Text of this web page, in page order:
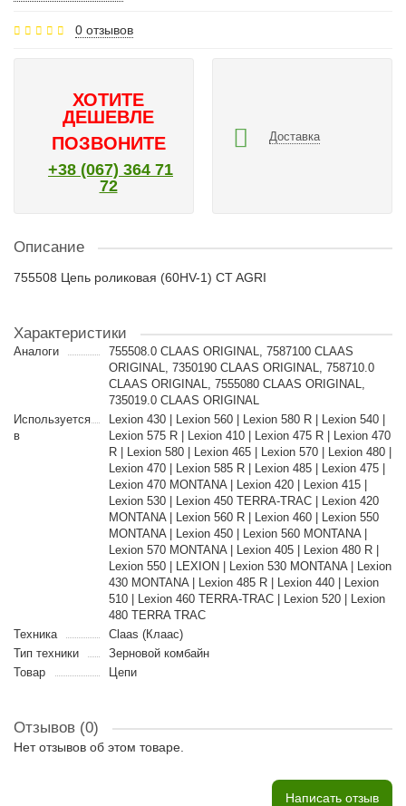
0 отзывов
ХОТИТЕ
ДЕШЕВЛЕ
ПОЗВОНИТЕ
+38 (067) 364 71
72
Доставка
Описание
755508 Цепь роликовая (60HV-1) CT AGRI
Характеристики
Аналоги
755508.0 CLAAS ORIGINAL, 7587100 CLAAS
ORIGINAL, 7350190 CLAAS ORIGINAL, 758710.0
CLAAS ORIGINAL, 7555080 CLAAS ORIGINAL,
735019.0 CLAAS ORIGINAL
Используется
в
Lexion 430 | Lexion 560 | Lexion 580 R | Lexion 540 |
Lexion 575 R | Lexion 410 | Lexion 475 R | Lexion 470
R | Lexion 580 | Lexion 465 | Lexion 570 | Lexion 480 |
Lexion 470 | Lexion 585 R | Lexion 485 | Lexion 475 |
Lexion 470 MONTANA | Lexion 420 | Lexion 415 |
Lexion 530 | Lexion 450 TERRA-TRAC | Lexion 420
MONTANA | Lexion 560 R | Lexion 460 | Lexion 550
MONTANA | Lexion 450 | Lexion 560 MONTANA |
Lexion 570 MONTANA | Lexion 405 | Lexion 480 R |
Lexion 550 | LEXION | Lexion 530 MONTANA | Lexion
430 MONTANA | Lexion 485 R | Lexion 440 | Lexion
510 | Lexion 460 TERRA-TRAC | Lexion 520 | Lexion
480 TERRA TRAC
Техника
Claas (Клаас)
Тип техники
Зерновой комбайн
Товар
Цепи
Отзывов (0)
Нет отзывов об этом товаре.
Написать отзыв